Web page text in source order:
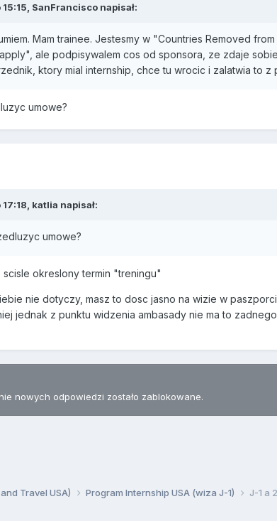
SanFrancisconapisał:
Mam trainee. Jestesmy w "Countries Removed
ale podpisywalem cos od sponsora, ze zdaje
ktory mial internship, chce tu wrocic i zalatwia to z
umowe?
katlia napisał:
umowe?
scisle okreslony termin "treningu"
nie dotyczy, masz to dosc jasno na wizie w
jednak z punktu widzenia ambasady nie ma to
nowych odpowiedzi zostało zablokowane.
Travel USA) Program Internship USA (wiza J-1) J-1 a